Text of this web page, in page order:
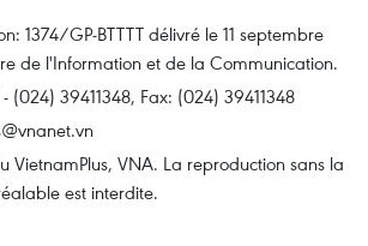
1374/GP-BTTTT délivré le 11 septembre
de l'Information et de la Communication.
(024) 39411348, Fax: (024) 39411348
VNA. La reproduction sans la
est interdite.